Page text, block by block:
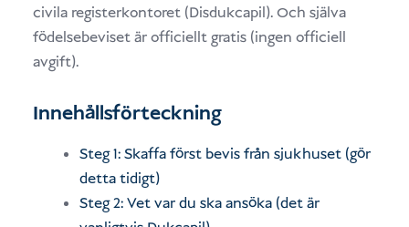
civila registerkontoret (Disdukcapil). Och själva
födelsebeviset är officiellt gratis (ingen officiell
avgift).
Innehållsförteckning
Steg 1: Skaffa först bevis från sjukhuset (gör
detta tidigt)
Steg 2: Vet var du ska ansöka (det är